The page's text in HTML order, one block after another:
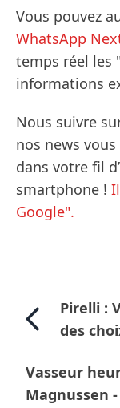
Vous pouvez
WhatsApp
temps réel les
informations
Nous suivre
nos news
dans votre fil
smartphone !
Google".
Pirelli :
des
Vasseur
Magnussen